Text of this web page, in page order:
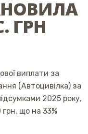
ГРН
виплати за
(Автоцивілка) за
2025 року,
що на 33%